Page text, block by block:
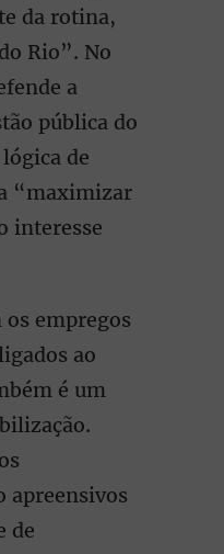
da rotina,
Rio”. No
a
pública do
de
“maximizar
interesse
os empregos
ao
é um
apreensivos
de